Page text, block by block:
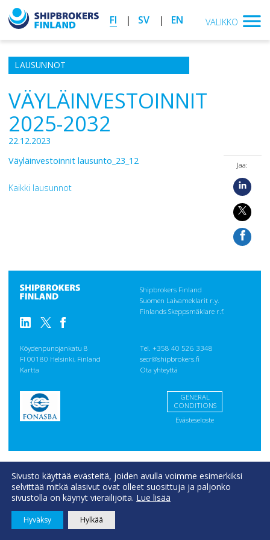
FI SV EN VALIKKO
LAUSUNNOT
VÄYLÄINVESTOINNIT
2025-2032
22.12.2023
Väyläinvestoinnit lausunto_23_12
Kaikki lausunnot
Jaa:
Shipbrokers Finland
Suomen Laivameklarit r.y.
Finlands Skeppsmäklare r.f.
Köydenpunojankatu 8
FI 00180 Helsinki, Finland
Kartta
Tel. +358 40 526 3348
secr@shipbrokers.fi
Ota yhteyttä
GENERAL
CONDITIONS
Evästeseloste
Sivusto käyttää evästeitä, joiden avulla voimme esimerkiksi
selvittää mitkä alasivut ovat olleet suosittuja ja paljonko
sivustolla on käynyt vierailijoita. Lue lisää
Hyväksy Hylkää